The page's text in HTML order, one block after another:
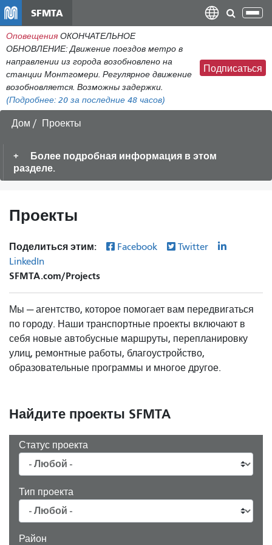
содержанию
SFMTA
Оповещения ОКОНЧАТЕЛЬНОЕ
ОБНОВЛЕНИЕ: Движение поездов метро в
направлении из города возобновлено на
станции Монтгомери. Регулярное движение
возобновляется. Возможны задержки.
(Подробнее: 20 за последние 48 часов)
Подписаться
Дом Проекты
Более подробная информация в этом
разделе.
Проекты
Поделиться этим: Facebook
Twitter
LinkedIn
SFMTA.com/Projects
Мы — агентство, которое помогает вам передвигаться
по городу. Наши транспортные проекты включают в
себя новые автобусные маршруты, перепланировку
улиц, ремонтные работы, благоустройство,
образовательные программы и многое другое.
Найдите проекты SFMTA
Статус проекта
Тип проекта
Район